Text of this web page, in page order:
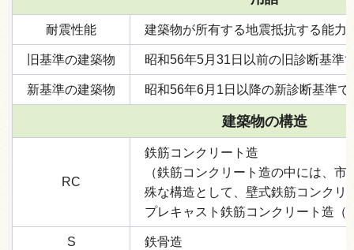
耐震性能 建築物が所有する地震抵抗する能力
旧基準の建築物 昭和56年5月31日以前の旧診断基準
新基準の建築物 昭和56年6月1日以降の新診断基準
建築物の構造
RC
鉄筋コンクリート造
（鉄筋コンクリート造の中には、
殊な構造として、壁式鉄筋コンクリ
プレキャスト鉄筋コンクリート造（
S 鉄骨造